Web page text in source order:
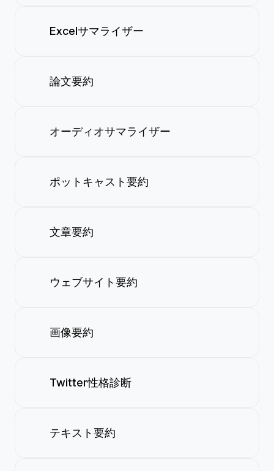
Excelサマライザー
論文要約
オーディオサマライザー
ポットキャスト要約
文章要約
ウェブサイト要約
画像要約
Twitter性格診断
テキスト要約